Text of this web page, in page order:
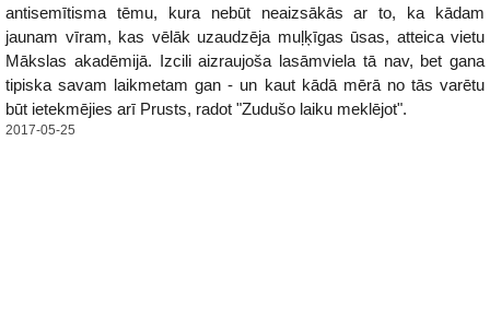
antisemītisma tēmu, kura nebūt neaizsākās ar to, ka kādam
jaunam vīram, kas vēlāk uzaudzēja muļķīgas ūsas, atteica vietu
Mākslas akadēmijā. Izcili aizraujoša lasāmviela tā nav, bet gana
tipiska savam laikmetam gan - un kaut kādā mērā no tās varētu
būt ietekmējies arī Prusts, radot "Zudušo laiku meklējot".
2017-05-25